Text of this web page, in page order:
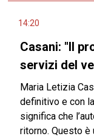
14:20
Casani: "Il
servizi del
Maria Letizia
definitivo e con
significa che
ritorno. Questo è